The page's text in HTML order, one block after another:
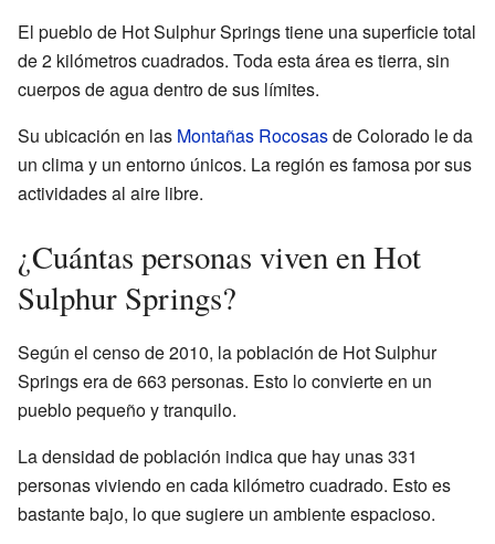
El pueblo de Hot Sulphur Springs tiene una superficie total
de 2 kilómetros cuadrados. Toda esta área es tierra, sin
cuerpos de agua dentro de sus límites.
Su ubicación en las Montañas Rocosasde Colorado le da
un clima y un entorno únicos. La región es famosa por sus
actividades al aire libre.
¿Cuántas personas viven en Hot
Sulphur Springs?
Según el censo de 2010, la población de Hot Sulphur
Springs era de 663 personas. Esto lo convierte en un
pueblo pequeño y tranquilo.
La densidad de población indica que hay unas 331
personas viviendo en cada kilómetro cuadrado. Esto es
bastante bajo, lo que sugiere un ambiente espacioso.